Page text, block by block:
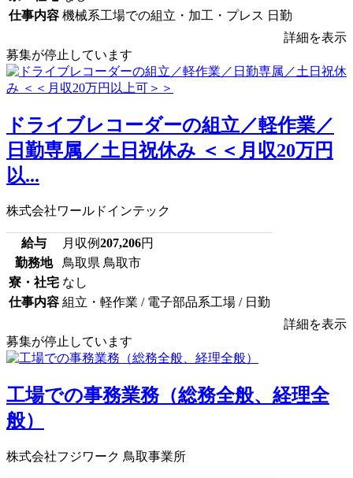
仕事内容 機械系工場での組立・加工・プレス 日勤
詳細を表示
募集が停止しています
ドライブレコーダーの組立／軽作業／
日勤専属／土日祝休み ＜＜月収20万円
以...
株式会社ワールドインテック
給与 月収例207,206円
勤務地
鳥取県 鳥取市
寮・社宅 なし
仕事内容 組立・軽作業 / 電子部品系工場 / 日勤
詳細を表示
募集が停止しています
工場での事務業務（総務全般、経理全
般）
株式会社フジワーク 鳥取事業所